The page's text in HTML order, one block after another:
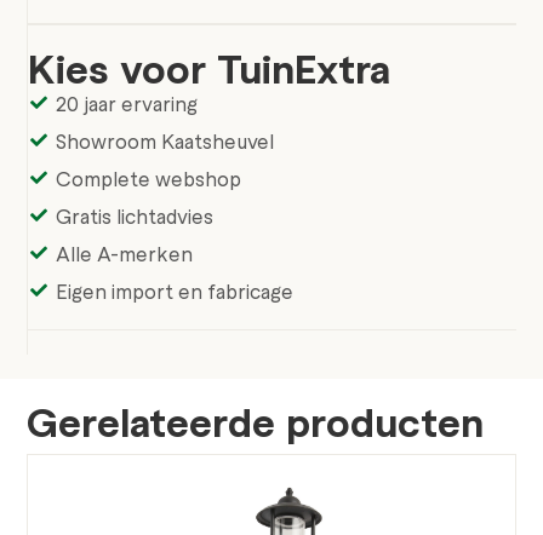
Kies voor TuinExtra
20 jaar ervaring
Showroom Kaatsheuvel
Complete webshop
Gratis lichtadvies
Alle A-merken
Eigen import en fabricage
Gerelateerde producten